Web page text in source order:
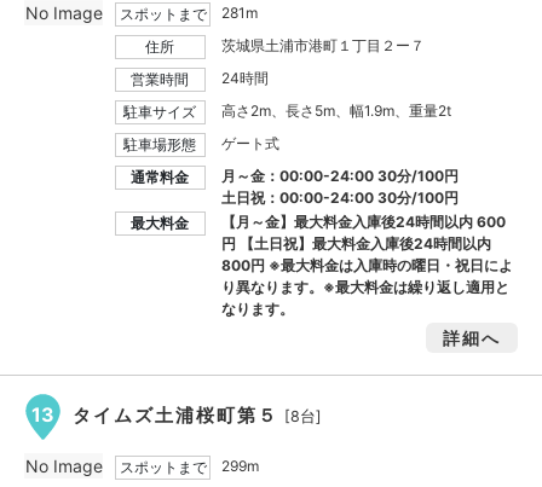
スポットまで
281m
住所
茨城県土浦市港町１丁目２ー７
営業時間
24時間
駐車サイズ
高さ2m、長さ5m、幅1.9m、重量2t
駐車場形態
ゲート式
通常料金
月～金：00:00-24:00 30分/100円
土日祝：00:00-24:00 30分/100円
最大料金
【月～金】最大料金入庫後24時間以内600
円
【土日祝】最大料金入庫後24時間以内
800円 ※最大料金は入庫時の曜日・祝日によ
り異なります。※最大料金は繰り返し適用と
なります。
詳細へ
No Image
13 タイムズ土浦桜町第５ [8台]
スポットまで
299m
No Image